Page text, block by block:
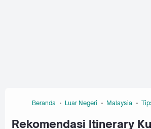
Beranda Luar Negeri Malaysia
Rekomendasi Itinerary